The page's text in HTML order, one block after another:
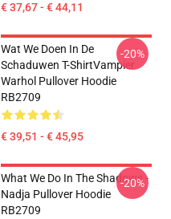
€ 37,67 - € 44,11
Wat We Doen In De
Schaduwen T-ShirtVampier
Warhol Pullover Hoodie
RB2709
€ 39,51 - € 45,95
-20%
What We Do In The Shadows -
Nadja Pullover Hoodie
RB2709
-20%